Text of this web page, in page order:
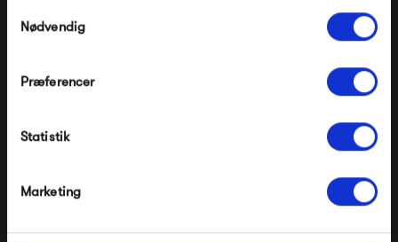
Nødvendig
Præferencer
Statistik
Marketing
490,00 kr
sleeve, Dusty Dune
399,00 kr
*Ved at tilmelde dig accepterer du at modtage e-